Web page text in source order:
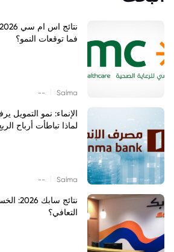
فما توقعات النمو؟
Salma
--
لماذا تباطأت أرباح
Salma
--
التعافي؟